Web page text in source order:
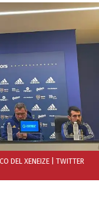
DEL XENEIZE | TWITTER